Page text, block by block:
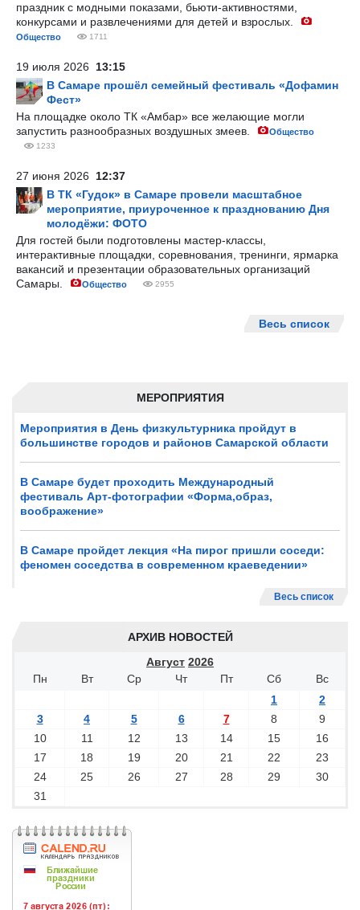
МЕРОПРИЯТИЯ
Мероприятия в День физкультурника пройдут в
большинстве городов и районов Самарской области
В Самаре будет проходить Международный
фестиваль Арт-фотографии «Форма,образ,
воображение»
В Самаре пройдет лекция «На пирог пришли соседи:
феномен соседства в современном краеведении»
Весь список
АРХИВ НОВОСТЕЙ
Август 2026
Пн
Вт Ср Чт Пт Сб
Вс
1
2
3
4 5 6 7 8
9
10
11 12 13 14 15
16
17
18 19 20 21 22
23
24
25 26 27 28 29
30
31
праздник с модными показами, бьюти-активностями,
конкурсами и развлечениями для детей и взрослых.
Общество 1711
19 июля 2026 13:15
В Самаре прошёл семейный фестиваль «Дофамин
Фест»
На площадке около ТК «Амбар» все желающие могли
запустить разнообразных воздушных змеев.
Общество
1233
27 июня 2026 12:37
В ТК «Гудок» в Самаре провели масштабное
мероприятие, приуроченное к празднованию Дня
молодёжи: ФОТО
Для гостей были подготовлены мастер-классы,
интерактивные площадки, соревнования, тренинги, ярмарка
вакансий и презентации образовательных организаций
Самары.
Общество 2955
Весь список